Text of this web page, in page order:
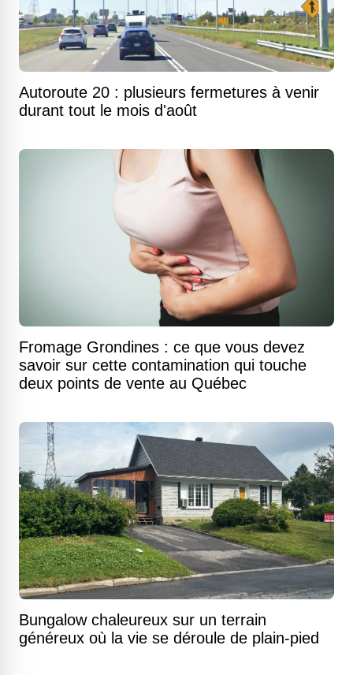
Autoroute 20 : plusieurs fermetures à venir
durant tout le mois d'août
Fromage Grondines : ce que vous devez
savoir sur cette contamination qui touche
deux points de vente au Québec
Bungalow chaleureux sur un terrain
généreux où la vie se déroule de plain-pied